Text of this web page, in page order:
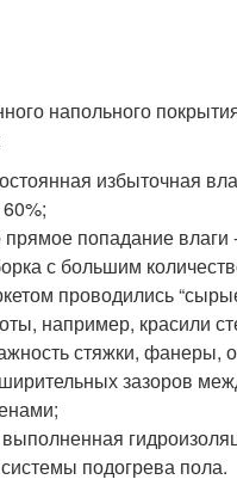
напольного
избыточная
попадание влаги
с большим
проводились
например, красили
стяжки, фанеры,
зазоров
подогрева пола.